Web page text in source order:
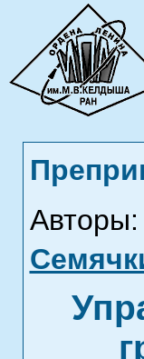
Авторы: